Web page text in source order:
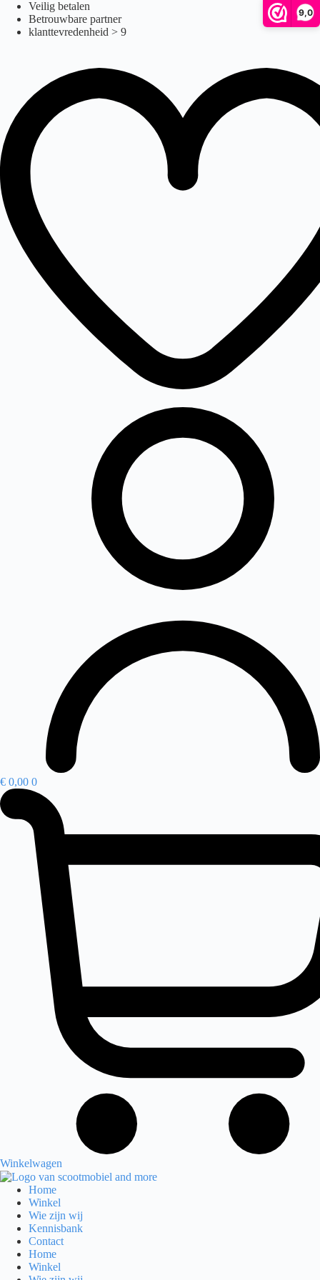
9,0
naar
Veilig betalen
Betrouwbare partner
klanttevredenheid > 9
€ 0,00 0
Winkelwagen
Home
Winkel
Wie zijn wij
Kennisbank
Contact
Home
Winkel